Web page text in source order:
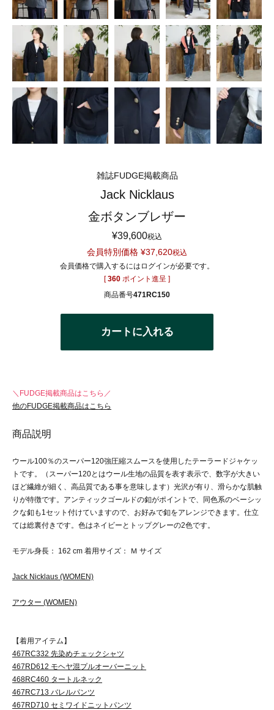
雑誌FUDGE掲載商品
Jack Nicklaus
金ボタンブレザー
¥39,600税込
会員特別価格 ¥37,620税込
会員価格で購入するにはログインが必要です。
[ 360 ポイント進呈 ]
商品番号471RC150
カートに入れる
＼FUDGE掲載商品はこちら／
他のFUDGE掲載商品はこちら
商品説明
ウール100％のスーパー120強圧縮スムースを使用したテーラードジャケッ
トです。（スーパー120とはウール生地の品質を表す表示で、数字が大きい
ほど繊維が細く、高品質である事を意味します）光沢が有り、滑らかな肌触
りが特徴です。アンティックゴールドの釦がポイントで、同色系のベーシッ
クな釦も1セット付けていますので、お好みで釦をアレンジできます。仕立
ては総裏付きです。色はネイビーとトップグレーの2色です。
モデル身長： 162 cm 着用サイズ： Ｍ サイズ
Jack Nicklaus (WOMEN)
アウター (WOMEN)
【着用アイテム】
467RC332 先染めチェックシャツ
467RD612 モヘヤ混プルオーバーニット
468RC460 タートルネック
467RC713 バレルパンツ
467RD710 セミワイドニットパンツ